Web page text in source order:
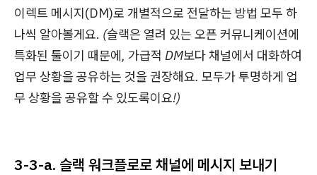
이렉트 메시지(DM)로 개별적으로 전달하는 방법 모두 하
나씩 알아볼게요. (슬랙은 열려 있는 오픈 커뮤니케이션에
특화된 툴이기 때문에, 가급적 DM보다 채널에서 대화하여
업무 상황을 공유하는 것을 권장해요. 모두가 투명하게 업
무 상황을 공유할 수 있도록이요!)
3-3-a. 슬랙 워크플로로 채널에 메시지 보내기